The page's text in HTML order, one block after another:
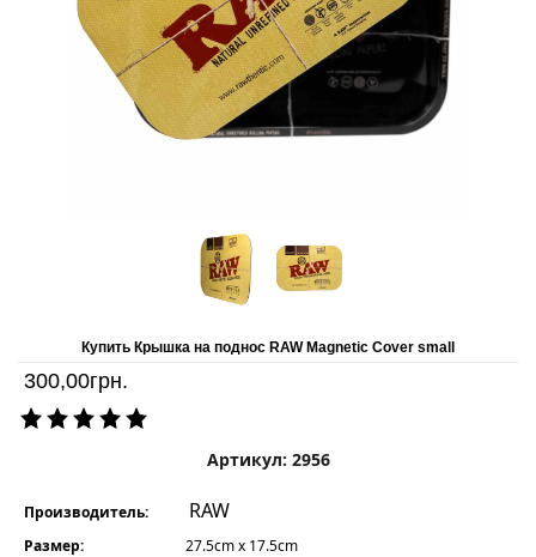
Купить Крышка на поднос RAW Magnetic Cover small
300,00грн.
Артикул: 2956
Производитель: RAW
Размер: 27.5cm x 17.5cm